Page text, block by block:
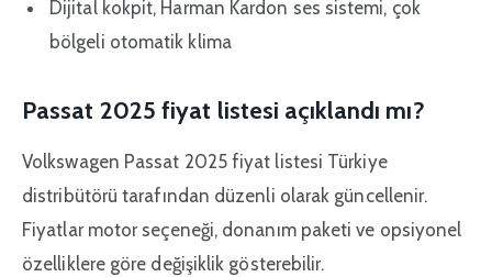
Dijital kokpit, Harman Kardon ses sistemi, çok
bölgeli otomatik klima
Passat 2025 fiyat listesi açıklandı mı?
Volkswagen Passat 2025 fiyat listesi Türkiye
distribütörü tarafından düzenli olarak güncellenir.
Fiyatlar motor seçeneği, donanım paketi ve opsiyonel
özelliklere göre değişiklik gösterebilir.